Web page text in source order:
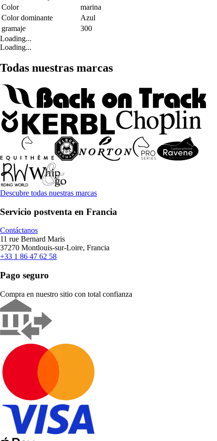
Color
marina
Color dominante
Azul
gramaje
300
Loading...
Loading...
Todas nuestras marcas
Descubre todas nuestras marcas
Servicio postventa en Francia
Contáctanos
11 rue Bernard Maris
37270 Montlouis-sur-Loire, Francia
+33 1 86 47 62 58
Pago seguro
Compra en nuestro sitio con total confianza